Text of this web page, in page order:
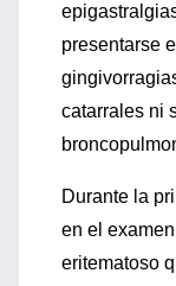
presentarse
catarrales ni
Durante la
en el
eritematoso